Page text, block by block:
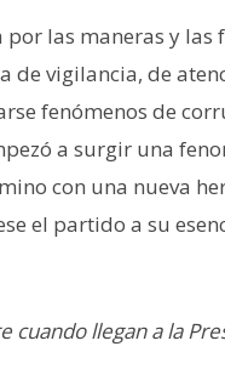
las maneras y las
de vigilancia, de
fenómenos de
a surgir una
con una nueva
el partido a su
cuando llegan a la